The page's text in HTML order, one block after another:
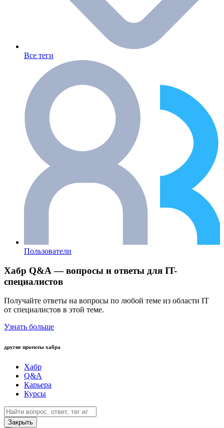
Все теги
Пользователи
Хабр Q&A — вопросы и ответы для IT-
специалистов
Получайте ответы на вопросы по любой теме из области IT
от специалистов в этой теме.
Узнать больше
другие проекты хабра
Хабр
Q&A
Карьера
Курсы
Закрыть